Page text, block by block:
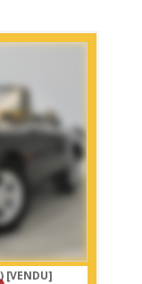
[VENDU]